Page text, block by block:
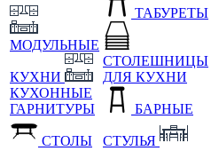
МОДУЛЬНЫЕ
КУХНИ
КУХОННЫЕ
ГАРНИТУРЫ
СТОЛЫ
ТАБУРЕТЫ
СТОЛЕШНИЦЫ
ДЛЯ КУХНИ
БАРНЫЕ
СТУЛЬЯ